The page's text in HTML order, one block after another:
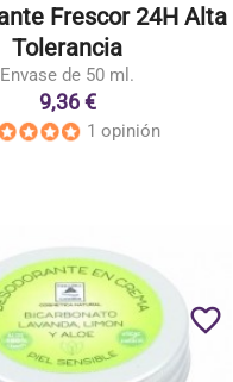
Frescor 24H Alta
Tolerancia
Envase de 50 ml.
9,36 €
1 opinión
favorite_border